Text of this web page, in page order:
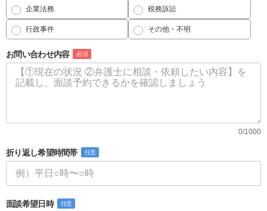
企業法務 税務訴訟
行政事件 その他・不明
お問い合わせ内容 必須
0/1000
折り返し希望時間帯 任意
面談希望日時 任意